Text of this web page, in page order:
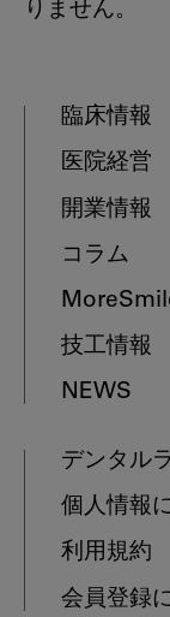
りません。
臨床情報
医院経営
開業情報
コラム
技工情報
NEWS
デンタル
個人情報
利用規約
会員登録